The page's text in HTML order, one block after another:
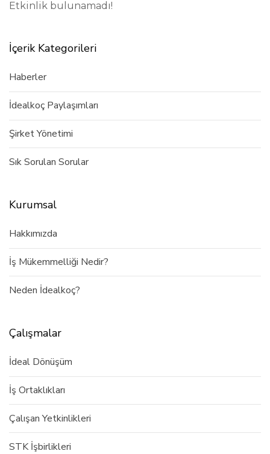
Etkinlik bulunamadı!
İçerik Kategorileri
Haberler
İdealkoç Paylaşımları
Şirket Yönetimi
Sık Sorulan Sorular
Kurumsal
Hakkımızda
İş Mükemmelliği Nedir?
Neden İdealkoç?
Çalışmalar
İdeal Dönüşüm
İş Ortaklıkları
Çalışan Yetkinlikleri
STK İşbirlikleri